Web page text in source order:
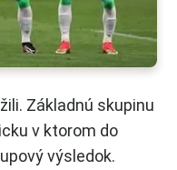
Základnú skupinu
v ktorom do
výsledok.